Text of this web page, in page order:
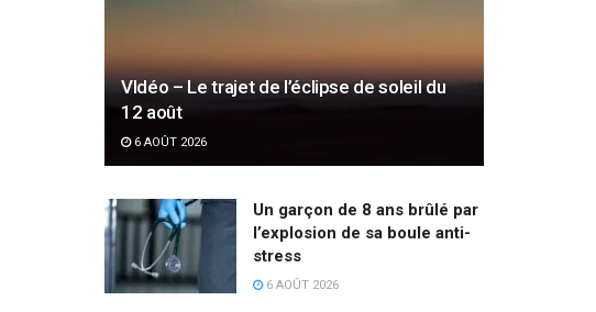
VIdéo – Le trajet de l’éclipse de soleil du
12 août
6 AOÛT 2026
Un garçon de 8 ans brûlé par
l’explosion de sa boule anti-
stress
6 AOÛT 2026